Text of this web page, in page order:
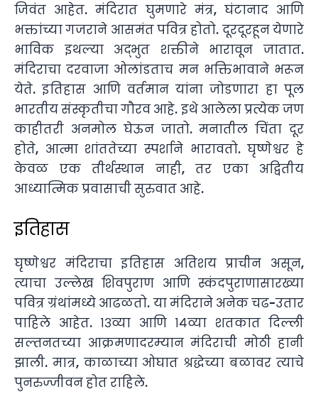
जिवंत आहेत. मंदिरात घुमणारे मंत्र, घंटानाद आणि
भक्तांच्या गजराने आसमंत पवित्र होतो. दूरदूरहून येणारे
भाविक इथल्या अद्भुत शक्तीने भारावून जातात.
मंदिराचा दरवाजा ओलांडताच मन भक्तिभावाने भरून
येते. इतिहास आणि वर्तमान यांना जोडणारा हा पूल
भारतीय संस्कृतीचा गौरव आहे. इथे आलेला प्रत्येक जण
काहीतरी अनमोल घेऊन जातो. मनातील चिंता दूर
होते, आत्मा शांततेच्या स्पर्शाने भारावतो. घृष्णेश्वर हे
केवळ एक तीर्थस्थान नाही, तर एका अद्वितीय
आध्यात्मिक प्रवासाची सुरुवात आहे.
इतिहास
घृष्णेश्वर मंदिराचा इतिहास अतिशय प्राचीन असून,
त्याचा उल्लेख शिवपुराण आणि स्कंदपुराणासारख्या
पवित्र ग्रंथांमध्ये आढळतो. या मंदिराने अनेक चढ-उतार
पाहिले आहेत. १३व्या आणि १४व्या शतकात दिल्ली
सल्तनतच्या आक्रमणादरम्यान मंदिराची मोठी हानी
झाली. मात्र, काळाच्या ओघात श्रद्धेच्या बळावर त्याचे
पुनरुज्जीवन होत राहिले.